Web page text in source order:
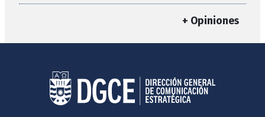
+ Opiniones